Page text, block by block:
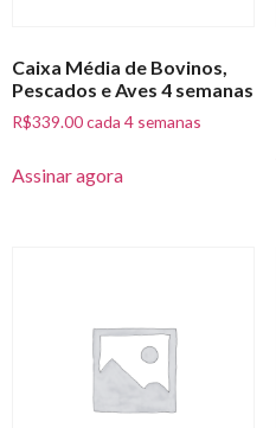
Caixa Média de Bovinos,
Pescados e Aves 4 semanas
R$339.00cada 4 semanas
Assinar agora